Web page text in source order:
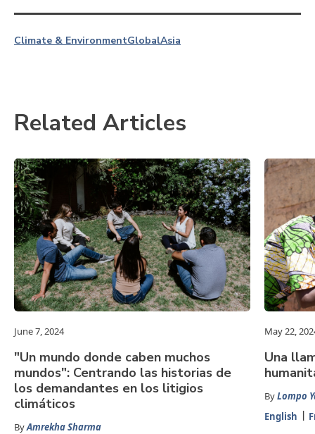
Climate & EnvironmentGlobalAsia
Related Articles
June 7, 2024
"Un mundo donde caben muchos
mundos": Centrando las historias de
los demandantes en los litigios
climáticos
ByAmrekha Sharma
May 22,
Una
ByLompo
English